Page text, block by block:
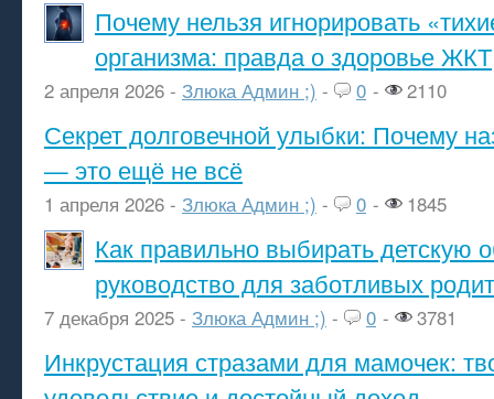
Почему нельзя игнорировать
организма: правда о здоровье ЖКТ
2 апреля 2026 - Злюка Админ ;) - 0 - 2110
Секрет долговечной улыбки: Почему
— это ещё не всё
1 апреля 2026 - Злюка Админ ;) - 0 - 1845
Как правильно выбирать детскую
руководство для заботливых
7 декабря 2025 - Злюка Админ ;) - 0 - 3781
Инкрустация стразами для мамочек: